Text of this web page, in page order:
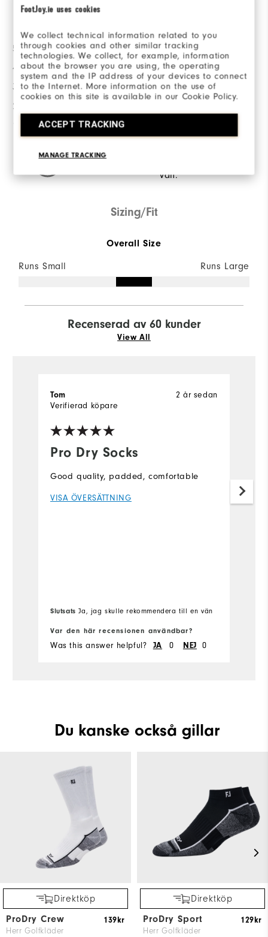
FootJoy.ie uses cookies
We collect technical information related to you
through cookies and other similar tracking
technologies. We collect, for example, information
about the browser you are using, the operating
system and the IP address of your devices to connect
to the Internet. More information on the use of
cookies on this site is available in our Cookie Policy.
ACCEPT TRACKING
MANAGE TRACKING
5 stjärnor
4 stjärnor
3 stjärnor
2 stjärnor
1 stjärna
92%
vän.
Sizing/Fit
Overall Size
Runs Small Runs Large
Recenserad av 60 kunder
View All
Pro Dry Socks
2 år sedan
Tom
Verifierad köpare
Good quality, padded, comfortable
VISA ÖVERSÄTTNING
Slutsats Ja, jag skulle rekommendera till en vän
Var den här recensionen användbar?
Was this answer helpful? JA 0 NEJ 0
Du kanske också gillar
Direktköp
ProDry Crew
Herr Golfkläder
139kr
Direktköp
ProDry Sport
Herr Golfkläder
129kr